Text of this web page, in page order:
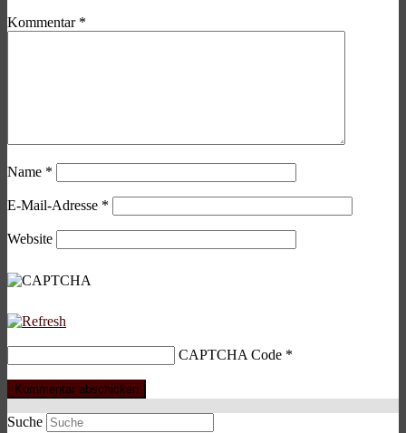
Kommentar *
Name *
E-Mail-Adresse *
Website
CAPTCHA Code *
Suche